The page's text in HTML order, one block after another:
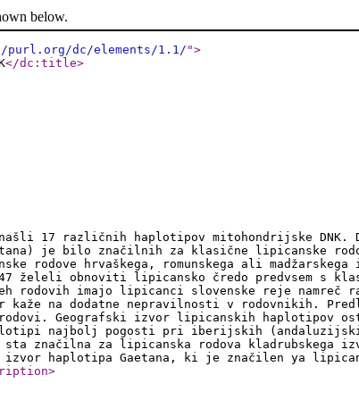
below.
dc/elements/1.1/ ">
</dc:title>
17 različnih haplotipov mitohondrijske DNK.
je bilo značilnih za klasične lipicanske
rodove hrvaškega, romunskega ali
obnoviti lipicansko čredo predvsem s
imajo lipicanci slovenske reje namreč
na dodatne nepravilnosti v rodovnikih.
Geografski izvor lipicanskih haplotipov
najbolj pogosti pri iberijskih
značilna za lipicanska rodova kladrubskega
haplotipa Gaetana, ki je značilen ya
>